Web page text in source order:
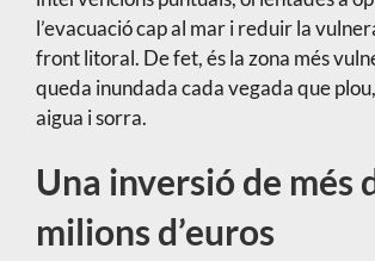
l’evacuació cap al mar i reduir la
front litoral. De fet, és la zona més
queda inundada cada vegada que
aigua i sorra.
Una inversió de més
milions d’euros